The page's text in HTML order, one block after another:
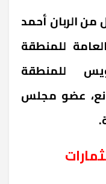
من الربان أحمد
للمنطقة
للمنطقة
عضو مجلس